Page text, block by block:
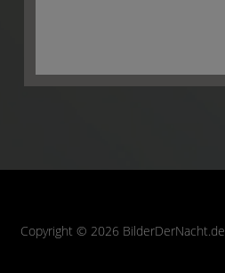
Copyright © 2026 BilderDerNacht.de